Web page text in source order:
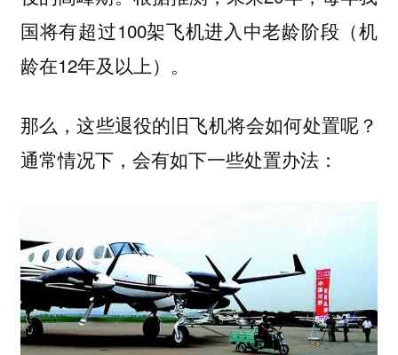
国将有超过100架飞机进入中老龄阶段（机
龄在12年及以上）。
那么，这些退役的旧飞机将会如何处置呢？
通常情况下，会有如下一些处置办法：